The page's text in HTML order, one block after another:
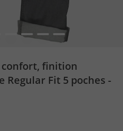
5 6 7
confort, finition
Regular Fit 5 poches -